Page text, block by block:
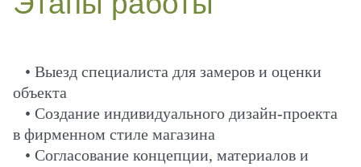
• Выезд специалиста для замеров и оценки
объекта
• Создание индивидуального дизайн-проекта
в фирменном стиле магазина
• Согласование концепции, материалов и